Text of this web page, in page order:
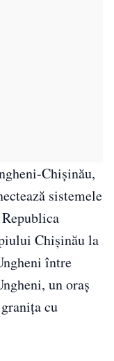
Chișinău,
sistemele
Chișinău la
între
un oraș
cu